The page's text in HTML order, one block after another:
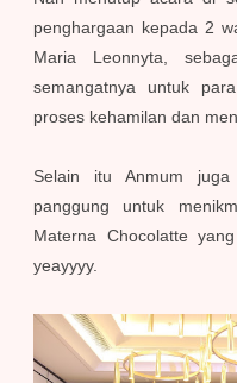
penghargaan kepada 2
Maria Leonnyta,
semangatnya untuk
proses kehamilan dan
Selain itu Anmum
panggung untuk
Materna Chocolatte
yeayyyy.